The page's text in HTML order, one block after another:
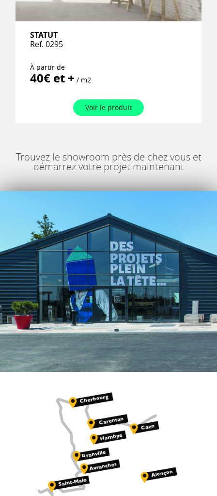
STATUT
Ref. 0295
À partir de
40€ et + / m2
Voir le produit
Trouvez le showroom près de chez vous et
démarrez votre projet maintenant